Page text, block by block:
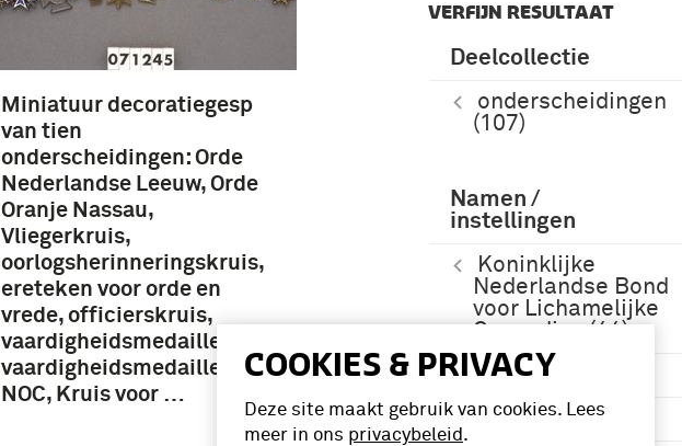
COOKIES & PRIVACY
Deze site maakt gebruik van cookies. Lees
meer in ons privacybeleid.
VERFIJN RESULTAAT
Deelcollectie
onderscheidingen
(107)
Namen /
instellingen
Koninklijke
Nederlandse Bond
voor Lichamelijke
Opvoeding (44)
Officier (34)
KNIL (17)
Miniatuur decoratiegesp
van tien
onderscheidingen: Orde
Nederlandse Leeuw, Orde
Oranje Nassau,
Vliegerkruis,
oorlogsherinneringskruis,
ereteken voor orde en
vrede, officierskruis,
vaardigheidsmedaille knil,
vaardigheidsmedaille
NOC, Kruis voor …